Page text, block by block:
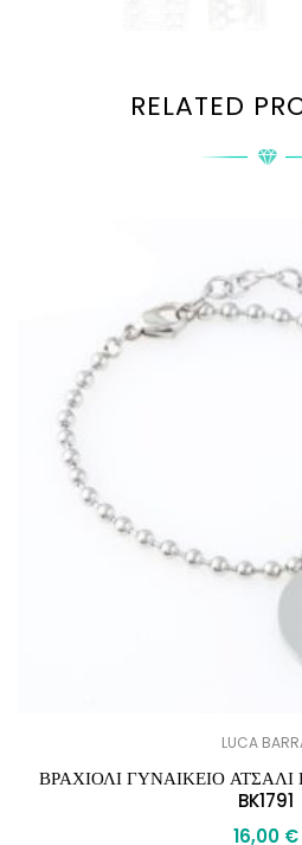
RELATED
LUCA
ΒΡΑΧΙΟΛΙ ΓΥΝΑΙΚΕΙΟ ΑΤΣΑΛΙ
BK1791
16,00 €